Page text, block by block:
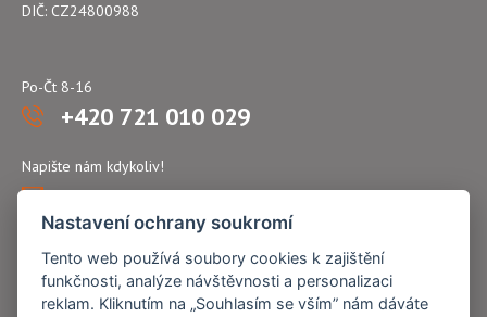
DIČ: CZ24800988
Po-Čt 8-16
+420 721 010 029
Napište nám kdykoliv!
atflex@seznam.cz
Nastavení ochrany soukromí
Tento web používá soubory cookies k zajištění
funkčnosti, analýze návštěvnosti a personalizaci
reklam. Kliknutím na „Souhlasím se vším” nám dáváte